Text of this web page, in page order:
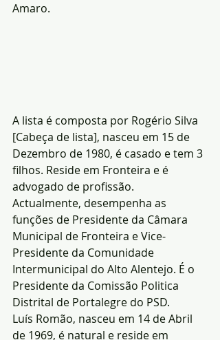
Amaro.
A lista é composta por Rogério Silva
[Cabeça de lista], nasceu em 15 de
Dezembro de 1980, é casado e tem 3
filhos. Reside em Fronteira e é
advogado de profissão.
Actualmente, desempenha as
funções de Presidente da Câmara
Municipal de Fronteira e Vice-
Presidente da Comunidade
Intermunicipal do Alto Alentejo. É o
Presidente da Comissão Politica
Distrital de Portalegre do PSD.
Luís Romão, nasceu em 14 de Abril
de 1969, é natural e reside em